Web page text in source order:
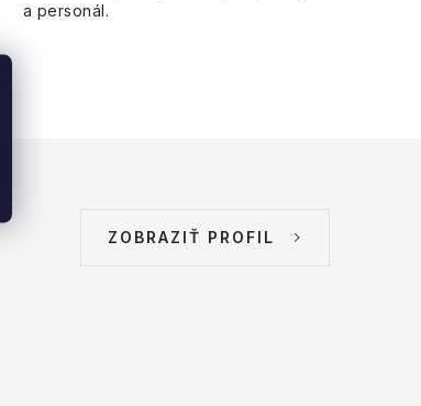
a personál.
ZOBRAZIŤ PROFIL